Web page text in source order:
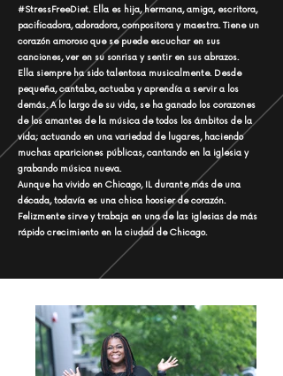
#StressFreeDiet. Ella es hija, hermana, amiga, escritora,
pacificadora, adoradora, compositora y maestra. Tiene un
corazón amoroso que se puede escuchar en sus
canciones, ver en su sonrisa y sentir en sus abrazos.
Ella siempre ha sido talentosa musicalmente. Desde
pequeña, cantaba, actuaba y aprendía a servir a los
demás. A lo largo de su vida, se ha ganado los corazones
de los amantes de la música de todos los ámbitos de la
vida; actuando en una variedad de lugares, haciendo
muchas apariciones públicas, cantando en la iglesia y
grabando música nueva.
Aunque ha vivido en Chicago, IL durante más de una
década, todavía es una chica hoosier de corazón.
Felizmente sirve y trabaja en una de las iglesias de más
rápido crecimiento en la ciudad de Chicago.